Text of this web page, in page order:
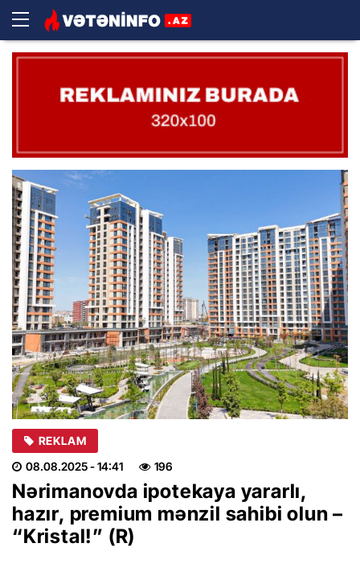
REKLAM
08.08.2025- 14:41 196
Nərimanovda ipotekaya yararlı,
hazır, premium mənzil sahibi olun –
“Kristal!” (R)